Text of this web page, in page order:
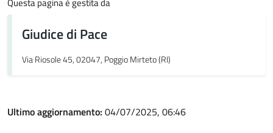
Giudice di Pace
Via Riosole 45, 02047, Poggio Mirteto (RI)
Ultimo aggiornamento: 04/07/2025, 06:46